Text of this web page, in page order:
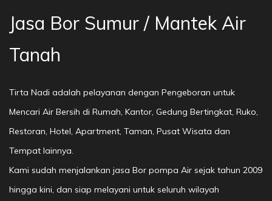
Jasa Bor Sumur / Mantek Air
Tanah
Tirta Nadi adalah pelayanan dengan Pengeboran untuk
Mencari Air Bersih di Rumah, Kantor, Gedung Bertingkat, Ruko,
Restoran, Hotel, Apartment, Taman, Pusat Wisata dan
Tempat lainnya.
Kami sudah menjalankan jasa Bor pompa Air sejak tahun 2009
hingga kini, dan siap melayani untuk seluruh wilayah